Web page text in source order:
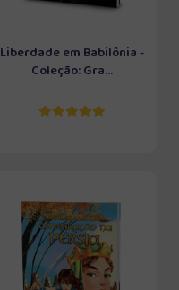
Liberdade em Babilônia -
Coleção: Gra...